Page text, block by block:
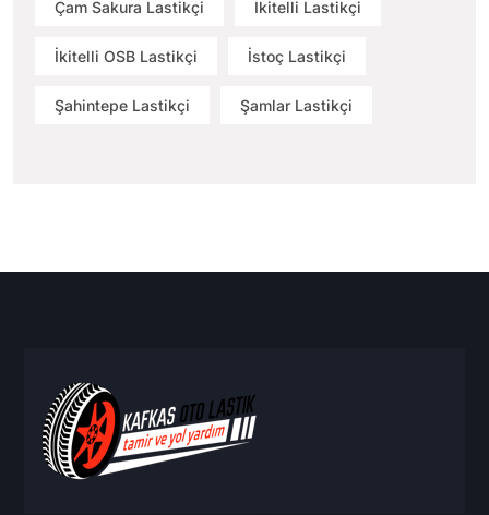
Çam Sakura Lastikçi İkitelli Lastikçi
İkitelli OSB Lastikçi İstoç Lastikçi
Şahintepe Lastikçi Şamlar Lastikçi